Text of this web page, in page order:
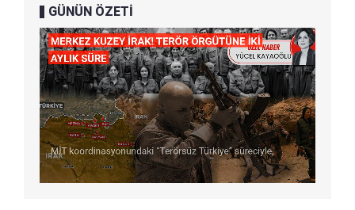
GÜNÜN ÖZETİ